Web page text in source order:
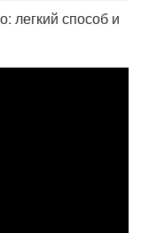
легкий способ и